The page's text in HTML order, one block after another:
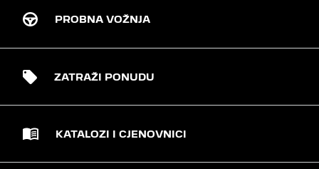
PROBNA VOŽNJA
ZATRAŽI PONUDU
KATALOZI I CJENOVNICI